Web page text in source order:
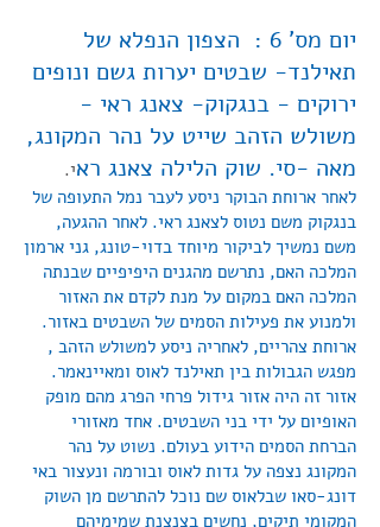
יום מס' 6 : הצפון הנפלא של
תאילנד- שבטים יערות גשם ונופים
ירוקים - בנגקוק- צאנג ראי -
משולש הזהב שייט על נהר המקונג,
מאה -סי. שוק הלילה צאנג ראי.
לאחר ארוחת הבוקר ניסע לעבר נמל התעופה של
בנגקוק משם נטוס לצאנג ראי. לאחר ההגעה,
משם נמשיך לביקור מיוחד בדוי-טונג, גני ארמון
המלכה האם, נתרשם מהגנים היפיפיים שבנתה
המלכה האם במקום על מנת לקדם את האזור
ולמנוע את פעילות הסמים של השבטים באזור.
ארוחת צהריים, לאחריה ניסע למשולש הזהב ,
מפגש הגבולות בין תאילנד לאוס ומאיינאמר.
אזור זה היה אזור גידול פרחי הפרג מהם מופק
האופיום על ידי בני השבטים. אחד מאזורי
הברחת הסמים הידוע בעולם. נשוט על נהר
המקונג נצפה על גדות לאוס ובורמה ונעצור באי
דונג-סאו שבלאוס שם נוכל להתרשם מן השוק
המקומי תיקים, נחשים בצנצנת שמימיהם